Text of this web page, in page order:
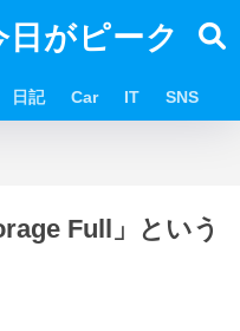
がピーク
日記 Car IT SNS
Full」という